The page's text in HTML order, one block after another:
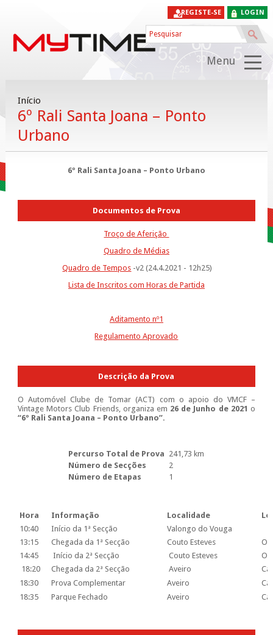
LOGIN
REGISTE-SE
Menu
Início
6º Rali Santa Joana – Ponto
Urbano
6º Rali Santa Joana – Ponto Urbano
Documentos de Prova
Troço de Aferição
Quadro de Médias
Quadro de Tempos -v2 (24.4.2021 - 12h25)
Lista de Inscritos com Horas de Partida
Aditamento nº1
Regulamento Aprovado
Descrição da Prova
O Automóvel Clube de Tomar (ACT) com o apoio do VMCF –
Vintage Motors Club Friends, organiza em 26 de Junho de 2021 o
“6º Rali Santa Joana – Ponto Urbano”.
Percurso Total de Prova 241,73 km
Número de Secções
2
Número de Etapas
1
Hora Informação Localidade
10:40
Início da 1ª Secção
Valongo do Vouga
13:15
Chegada da 1ª Secção Couto Esteves
O
14:45
Início da 2ª Secção Couto Esteves
O
18:20
Chegada da 2ª Secção Aveiro
18:30
Prova Complementar Aveiro
18:35
Parque Fechado Aveiro